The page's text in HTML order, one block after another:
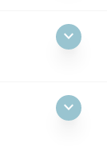
expand_more
expand_more